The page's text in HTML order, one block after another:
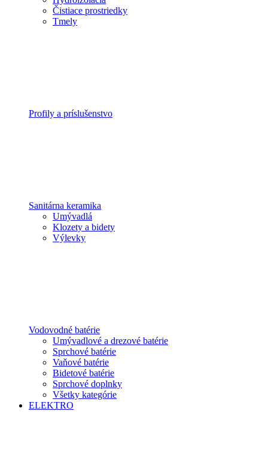
Čistiace prostriedky
Tmely
Profily a príslušenstvo
Sanitárna keramika
Umývadlá
Klozety a bidety
Výlevky
Vodovodné batérie
Umývadlové a drezové batérie
Sprchové batérie
Vaňové batérie
Bidetové batérie
Sprchové doplnky
Všetky kategórie
ELEKTRO